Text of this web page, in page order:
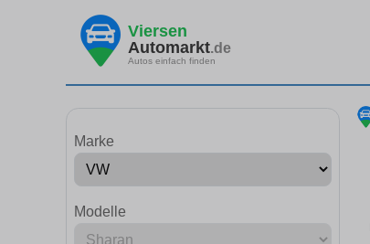
Viersen
Automarkt.de
Autos einfach finden
Marke
Modelle